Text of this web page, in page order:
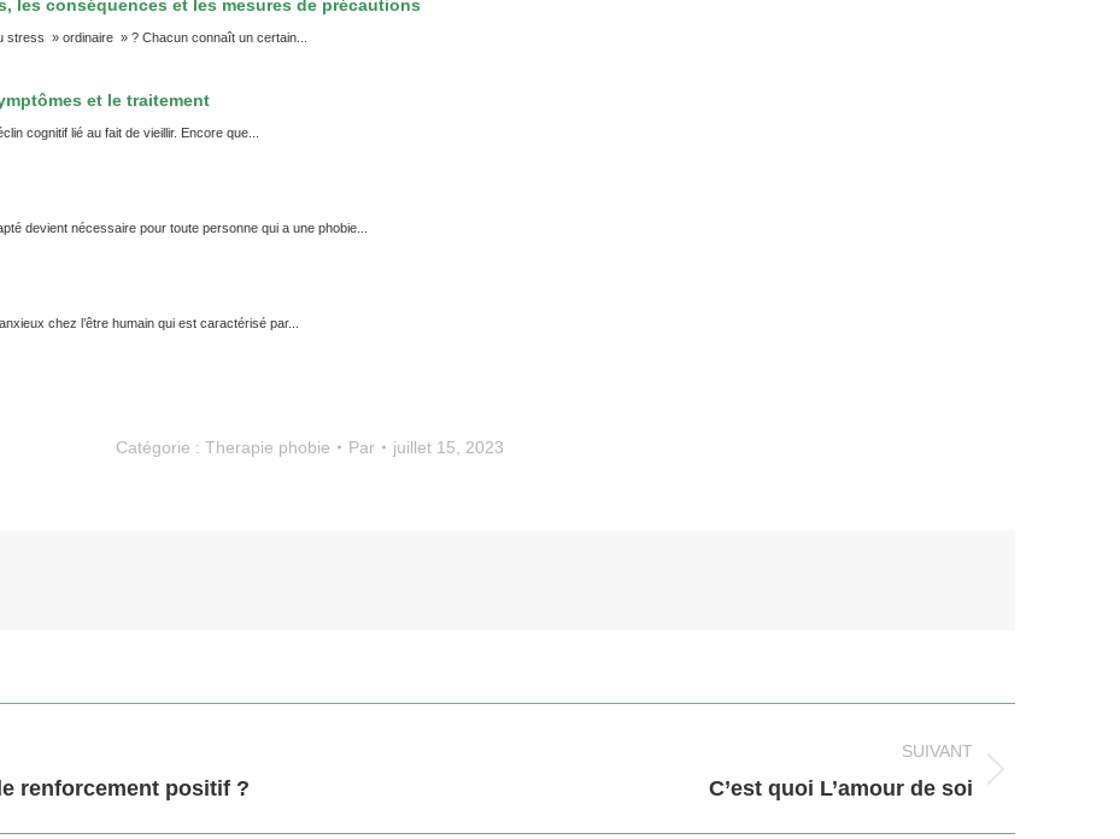
les conséquences et les mesures de précautions
» ordinaire » ? Chacun connaît un certain...
et le traitement
cognitif lié au fait de vieillir. Encore que...
devient nécessaire pour toute personne qui a une phobie...
chez l’être humain qui est caractérisé par...
Catégorie : Therapie phobie Par juillet 15, 2023
renforcement positif ?
SUIVANT
C’est quoi L’amour de soi